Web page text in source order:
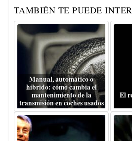
TAMBIÉN TE PUEDE
Manual, automático o
híbrido: cómo cambia el
mantenimiento de la
transmisión en coches usados
El